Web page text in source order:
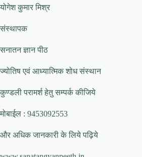
योगेश कुमार मिश्र
संस्थापक
सनातन ज्ञान पीठ
ज्योतिष एवं आध्यात्मिक शोध संस्थान
कुण्डली परामर्श हेतु सम्पर्क कीजिये
मोबाईल : 9453092553
और अधिक जानकारी के लिये पढ़िये